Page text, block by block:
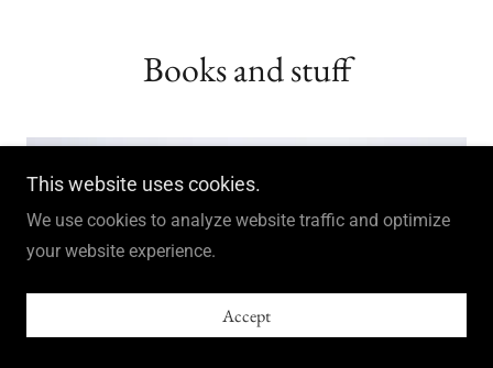
Books and stuff
This website uses cookies.
We use cookies to analyze website traffic and optimize
your website experience.
Accept